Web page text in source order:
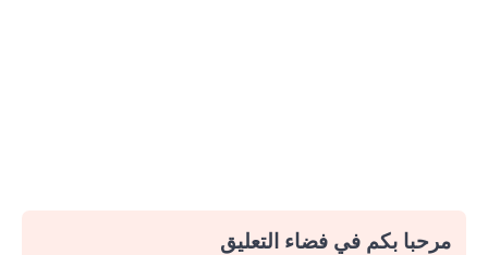
مرحبا بكم في فضاء التعليق